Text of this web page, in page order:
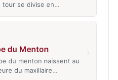
tour se divise en…
du Menton
du menton naissent au
du maxillaire…